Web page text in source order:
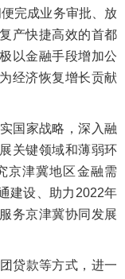
完成业务审批、放
产快捷高效的首都
以金融手段增加公
经济恢复增长贡献
国家战略，深入融
关键领域和薄弱环
京津冀地区金融需
建设、助力2022年
务京津冀协同发展
贷款等方式，进一